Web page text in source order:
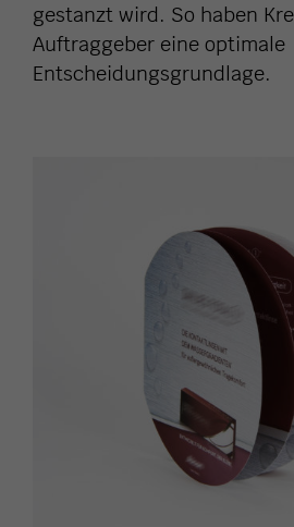
gestanzt wird. So haben
Auftraggeber eine optimale
Entscheidungsgrundlage.